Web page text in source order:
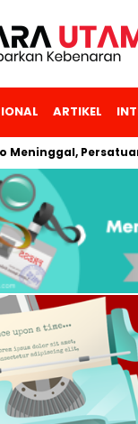
ARTIKEL
Persatuan